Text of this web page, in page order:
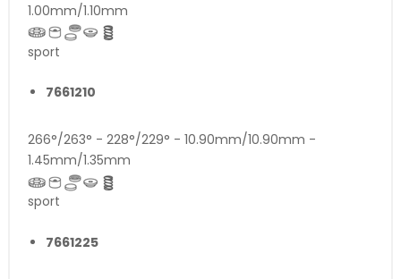
1.00mm/1.10mm
sport
7661210
266°/263° - 228°/229° - 10.90mm/10.90mm -
1.45mm/1.35mm
sport
7661225